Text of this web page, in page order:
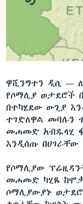
ዋሺንግተን ዲሲ —
የሶማሊያ ወታደሮች
በተካሄደው ውጊያ
ተገድለዋል መባሉን
መሐመድ አብዱላሂ
እንዲሰጡ
የሶማሊያው
መሐመድ ካሂዬ
ሶማሊያውያኑ